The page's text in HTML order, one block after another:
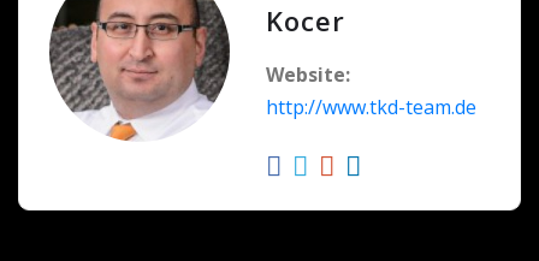
Kocer
Website:
http://www.tkd-team.de